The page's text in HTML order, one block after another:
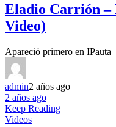
Eladio Carrión –
Video)
Apareció primero en IPauta
admin2 años ago
2 años ago
Keep Reading
Videos